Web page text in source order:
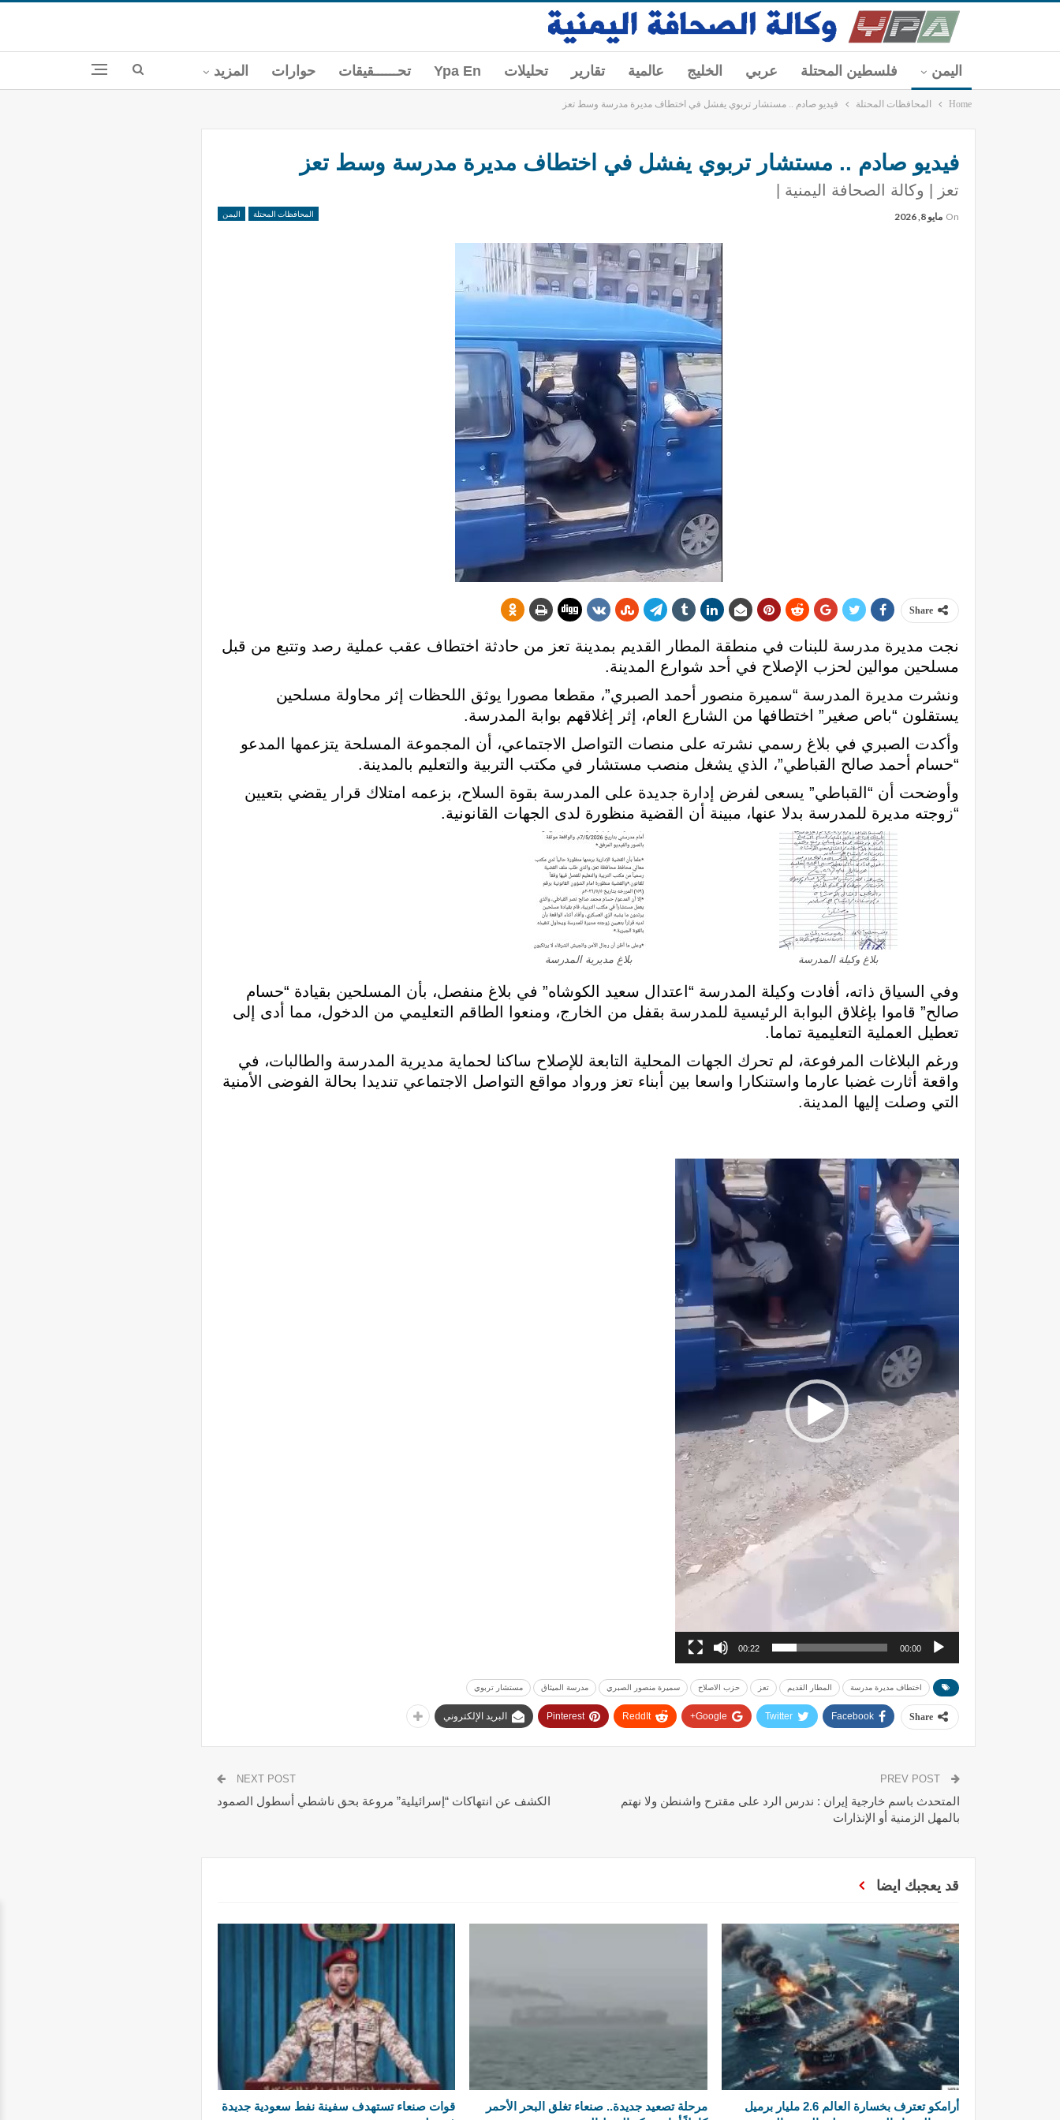
اليمن فلسطين المحتلة عربي الخليج عالمية تقارير تحليلات Ypa En تحــــــقيقات حوارات المزيد
Home المحافظات المحتلة فيديو صادم .. مستشار تربوي يفشل في اختطاف مديرة مدرسة وسط تعز
فيديو صادم .. مستشار تربوي يفشل في اختطاف مديرة مدرسة وسط تعز
تعز | وكالة الصحافة اليمنية |
المحافظات المحتلة اليمن On مايو 8, 2026
Share
نجت مديرة مدرسة للبنات في منطقة المطار القديم بمدينة تعز من حادثة اختطاف عقب عملية رصد وتتبع من قبل
مسلحين موالين لحزب الإصلاح في أحد شوارع المدينة.
ونشرت مديرة المدرسة “سميرة منصور أحمد الصبري”، مقطعا مصورا يوثق اللحظات إثر محاولة مسلحين
يستقلون “باص صغير” اختطافها من الشارع العام، إثر إغلاقهم بوابة المدرسة.
وأكدت الصبري في بلاغ رسمي نشرته على منصات التواصل الاجتماعي، أن المجموعة المسلحة يتزعمها المدعو
“حسام أحمد صالح القباطي”، الذي يشغل منصب مستشار في مكتب التربية والتعليم بالمدينة.
وأوضحت أن “القباطي” يسعى لفرض إدارة جديدة على المدرسة بقوة السلاح، بزعمه امتلاك قرار يقضي بتعيين
“زوجته مديرة للمدرسة بدلا عنها، مبينة أن القضية منظورة لدى الجهات القانونية.
بلاغ وكيلة المدرسة بلاغ مديرية المدرسة
وفي السياق ذاته، أفادت وكيلة المدرسة “اعتدال سعيد الكوشاه” في بلاغ منفصل، بأن المسلحين بقيادة “حسام
صالح” قاموا بإغلاق البوابة الرئيسية للمدرسة بقفل من الخارج، ومنعوا الطاقم التعليمي من الدخول، مما أدى إلى
تعطيل العملية التعليمية تماما.
ورغم البلاغات المرفوعة، لم تحرك الجهات المحلية التابعة للإصلاح ساكنا لحماية مديرية المدرسة والطالبات، في
واقعة أثارت غضبا عارما واستنكارا واسعا بين أبناء تعز ورواد مواقع التواصل الاجتماعي تنديدا بحالة الفوضى الأمنية
التي وصلت إليها المدينة.
مشغل
00:00
00:22
اختطاف مديرة مدرسة المطار القديم تعز حزب الاصلاح سميرة منصور الصبري مدرسة الميثاق مستشار تربوي
Share
Facebook
Twitter
Google+
ReddIt
Pinterest البريد الإلكتروني
المتحدث باسم خارجية إيران : ندرس الرد على مقترح واشنطن ولا نهتم
بالمهل الزمنية أو الإنذارات
NEXT POST
الكشف عن انتهاكات “إسرائيلية” مروعة بحق ناشطي أسطول الصمود
قد يعجبك ايضا
أرامكو تعترف بخسارة العالم 2.6 مليار برميل
مرحلة تصعيد جديدة.. صنعاء تغلق البحر الأحمر
قوات صنعاء تستهدف سفينة نفط سعودية جديدة